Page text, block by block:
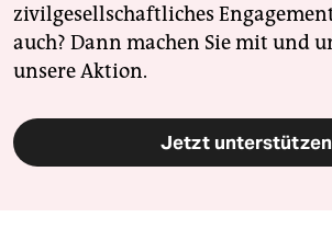
zivilgesellschaftliches
auch? Dann machen Sie mit und
unsere Aktion.
Jetzt unterstützen